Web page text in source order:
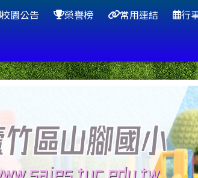
校園公告 榮譽榜 常用連結 行